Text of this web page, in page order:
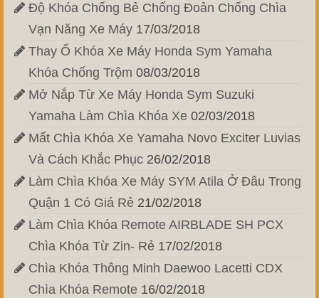
Độ Khóa Chống Bẻ Chống Đoản Chống Chìa
Vạn Năng Xe Máy 17/03/2018
Thay Ổ Khóa Xe Máy Honda Sym Yamaha
Khóa Chống Trộm 08/03/2018
Mở Nắp Từ Xe Máy Honda Sym Suzuki
Yamaha Làm Chìa Khóa Xe 02/03/2018
Mất Chìa Khóa Xe Yamaha Novo Exciter Luvias
Và Cách Khắc Phục 26/02/2018
Làm Chìa Khóa Xe Máy SYM Atila Ở Đâu Trong
Quận 1 Có Giá Rẻ 21/02/2018
Làm Chìa Khóa Remote AIRBLADE SH PCX
Chìa Khóa Từ Zin- Rẻ 17/02/2018
Chìa Khóa Thông Minh Daewoo Lacetti CDX
Chìa Khóa Remote 16/02/2018